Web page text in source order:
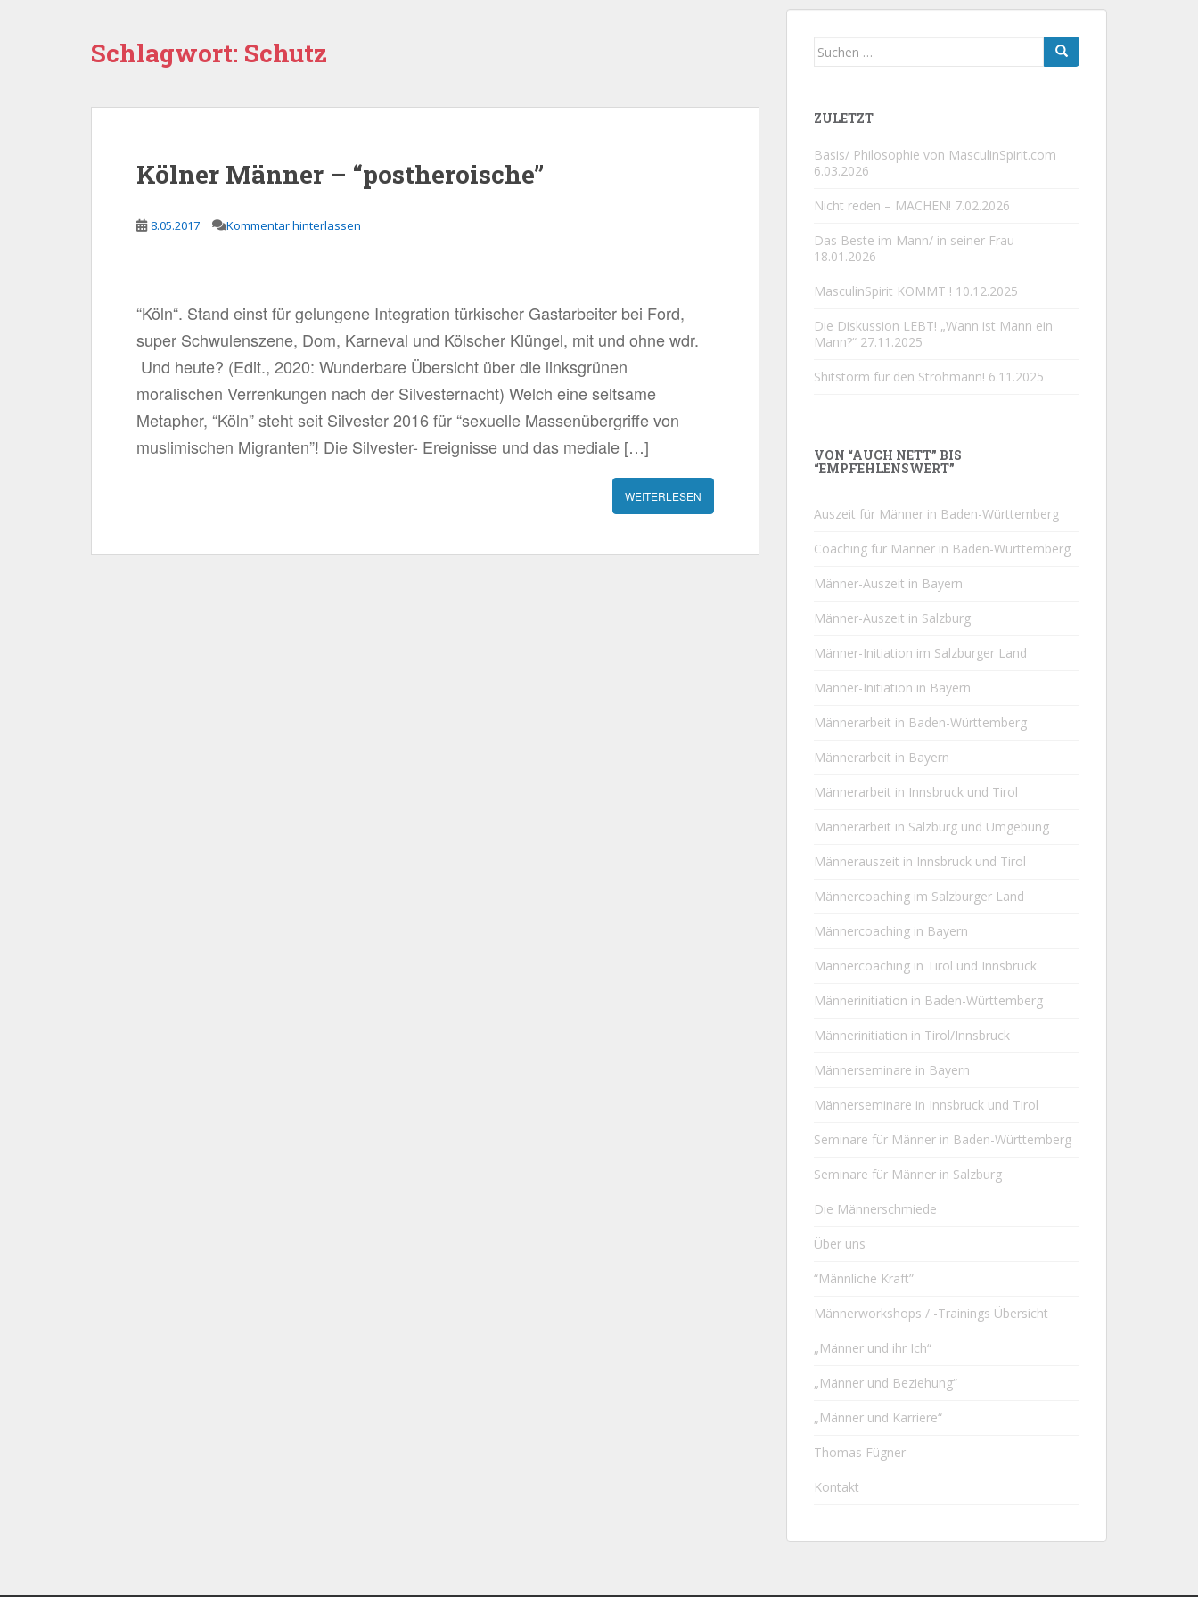
Schlagwort: Schutz
Kölner Männer – “postheroische”
8.05.2017 Kommentar hinterlassen
“Köln“. Stand einst für gelungene Integration türkischer Gastarbeiter bei Ford,
super Schwulenszene, Dom, Karneval und Kölscher Klüngel, mit und ohne wdr.
Und heute? (Edit., 2020: Wunderbare Übersicht über die linksgrünen
moralischen Verrenkungen nach der Silvesternacht) Welch eine seltsame
Metapher, “Köln” steht seit Silvester 2016 für “sexuelle Massenübergriffe von
muslimischen Migranten”! Die Silvester- Ereignisse und das mediale […]
WEITERLESEN
Suchen
ZULETZT
Basis/ Philosophie von MasculinSpirit.com
6.03.2026
Nicht reden – MACHEN! 7.02.2026
Das Beste im Mann/ in seiner Frau
18.01.2026
MasculinSpirit KOMMT ! 10.12.2025
Die Diskussion LEBT! „Wann ist Mann ein
Mann?“ 27.11.2025
Shitstorm für den Strohmann! 6.11.2025
VON “AUCH NETT” BIS
“EMPFEHLENSWERT”
Auszeit für Männer in Baden-Württemberg
Coaching für Männer in Baden-Württemberg
Männer-Auszeit in Bayern
Männer-Auszeit in Salzburg
Männer-Initiation im Salzburger Land
Männer-Initiation in Bayern
Männerarbeit in Baden-Württemberg
Männerarbeit in Bayern
Männerarbeit in Innsbruck und Tirol
Männerarbeit in Salzburg und Umgebung
Männerauszeit in Innsbruck und Tirol
Männercoaching im Salzburger Land
Männercoaching in Bayern
Männercoaching in Tirol und Innsbruck
Männerinitiation in Baden-Württemberg
Männerinitiation in Tirol/Innsbruck
Männerseminare in Bayern
Männerseminare in Innsbruck und Tirol
Seminare für Männer in Baden-Württemberg
Seminare für Männer in Salzburg
Die Männerschmiede
Über uns
“Männliche Kraft”
Männerworkshops / -Trainings Übersicht
„Männer und ihr Ich“
„Männer und Beziehung“
„Männer und Karriere“
Thomas Fügner
Kontakt